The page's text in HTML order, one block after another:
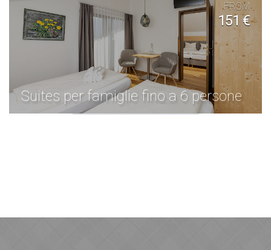
Suites per famiglie fino a 6 persone
FROM
151 €